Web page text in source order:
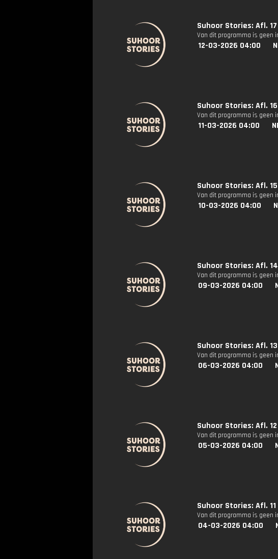
Suhoor Stories: Afl. 17
Van dit programma is geen
12-03-2026 04:00
Suhoor Stories: Afl. 16
Van dit programma is geen
11-03-2026 04:00
Suhoor Stories: Afl. 15
Van dit programma is geen
10-03-2026 04:00
Suhoor Stories: Afl. 14
Van dit programma is geen
09-03-2026 04:00
Suhoor Stories: Afl. 13
Van dit programma is geen
06-03-2026 04:00
Suhoor Stories: Afl. 12
Van dit programma is geen
05-03-2026 04:00
Suhoor Stories: Afl. 11
Van dit programma is geen
04-03-2026 04:00